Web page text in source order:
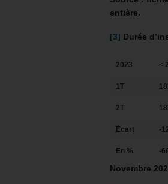
entière.
[3] Durée
2023 <
1T
2T
Écart -
En % -
Novembre